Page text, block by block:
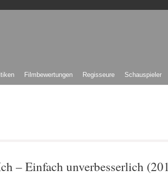
Filmbewertungen Regisseure Schauspieler
– Einfach unverbesserlich